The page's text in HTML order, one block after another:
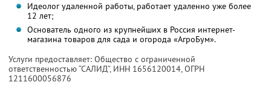
Идеолог удаленной работы, работает удаленно уже более
12 лет;
Основатель одного из крупнейших в Россия интернет-
магазина товаров для сада и огорода «АгроБум».
Услуги предоставляет: Общество с ограниченной
ответственностью “САЛИД”, ИНН 1656120014, ОГРН
1211600056876